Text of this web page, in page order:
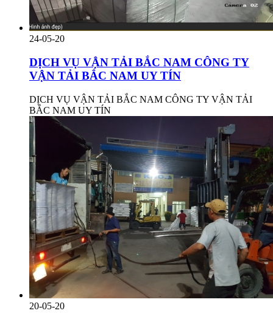
24-05-20
DỊCH VỤ VẬN TẢI BẮC NAM CÔNG TY
VẬN TẢI BẮC NAM UY TÍN
DỊCH VỤ VẬN TẢI BẮC NAM CÔNG TY VẬN TẢI
BẮC NAM UY TÍN
20-05-20